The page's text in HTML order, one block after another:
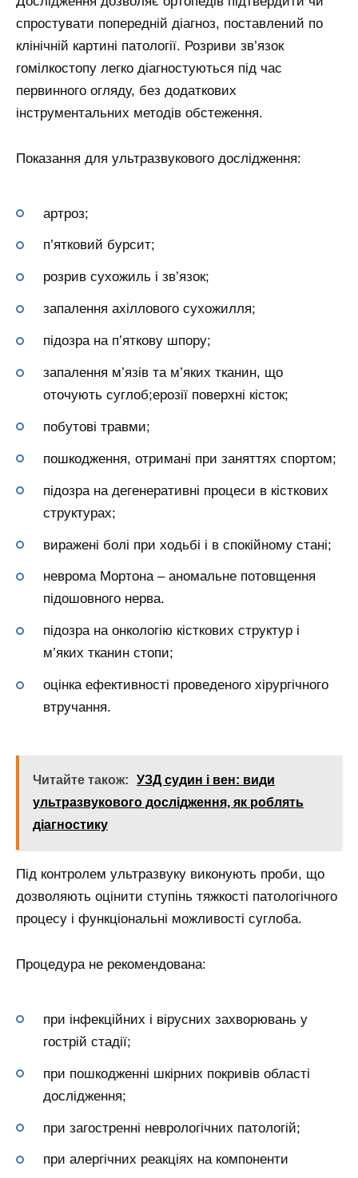
спростувати попередній діагноз, поставлений по
клінічній картині патології. Розриви зв’язок
гомілкостопу легко діагностуються під час
первинного огляду, без додаткових
інструментальних методів обстеження.
Показання для ультразвукового дослідження:
артроз;
п’ятковий бурсит;
розрив сухожиль і зв’язок;
запалення ахіллового сухожилля;
підозра на п’яткову шпору;
запалення м’язів та м’яких тканин, що
оточують суглоб;ерозії поверхні кісток;
побутові травми;
пошкодження, отримані при заняттях спортом;
підозра на дегенеративні процеси в кісткових
структурах;
виражені болі при ходьбі і в спокійному стані;
неврома Мортона – аномальне потовщення
підошовного нерва.
підозра на онкологію кісткових структур і
м’яких тканин стопи;
оцінка ефективності проведеного хірургічного
втручання.
Читайте також:
УЗД судин і вен: види
ультразвукового дослідження, як роблять
діагностику
Під контролем ультразвуку виконують проби, що
дозволяють оцінити ступінь тяжкості патологічного
процесу і функціональні можливості суглоба.
Процедура не рекомендована:
при інфекційних і вірусних захворювань у
гострій стадії;
при пошкодженні шкірних покривів області
дослідження;
при загостренні неврологічних патологій;
при алергічних реакціях на компоненти